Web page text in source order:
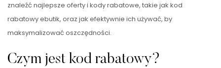
znaleźć najlepsze oferty i kody rabatowe, takie jak kod
rabatowy ebutik, oraz jak efektywnie ich używać, by
maksymalizować oszczędności.
Czym jest kod rabatowy?